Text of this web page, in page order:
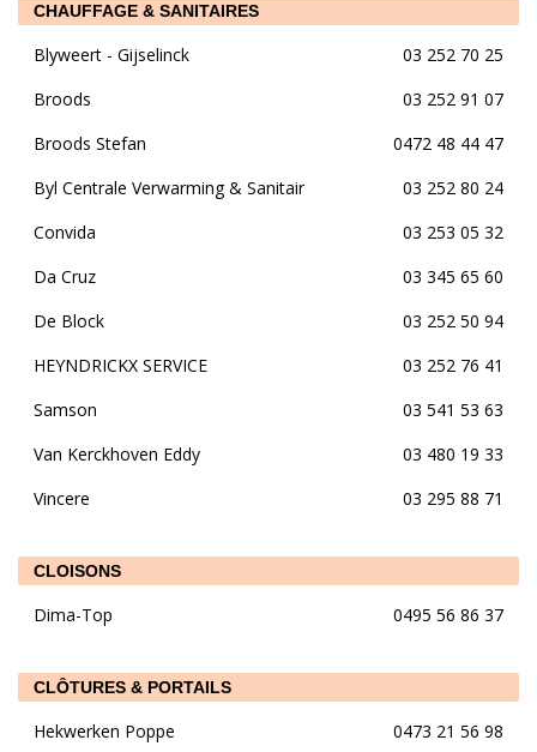
CHAUFFAGE & SANITAIRES
Blyweert - Gijselinck
03 252 70 25
Broods
03 252 91 07
Broods Stefan
0472 48 44 47
Byl Centrale Verwarming & Sanitair
03 252 80 24
Convida
03 253 05 32
Da Cruz
03 345 65 60
De Block
03 252 50 94
HEYNDRICKX SERVICE
03 252 76 41
Samson
03 541 53 63
Van Kerckhoven Eddy
03 480 19 33
Vincere
03 295 88 71
CLOISONS
Dima-Top 0495 56 86 37
CLÔTURES & PORTAILS
Hekwerken Poppe 0473 21 56 98